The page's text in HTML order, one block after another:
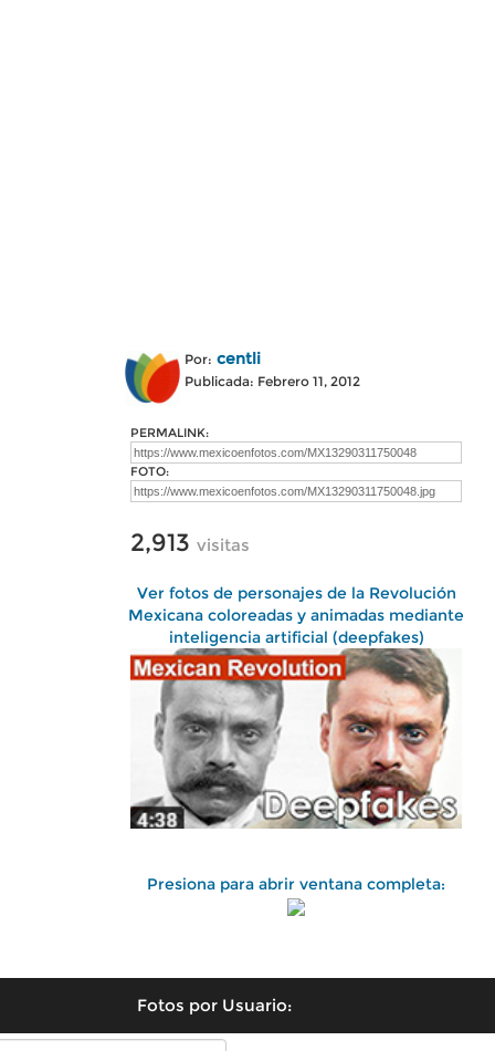
Por: centli
Publicada: Febrero 11, 2012
PERMALINK:
FOTO:
2,913 visitas
Ver fotos de personajes de la Revolución
Mexicana coloreadas y animadas mediante
inteligencia artificial (deepfakes)
Presiona para abrir ventana completa:
Fotos por Usuario: